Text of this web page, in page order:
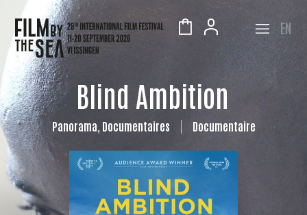
EN
Blind Ambition
Panorama, Documentaires Documentaire